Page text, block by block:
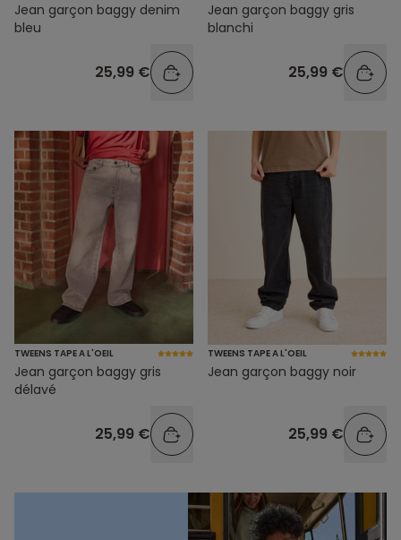
Jean garçon baggy denim
bleu
25,99 €
Jean garçon baggy gris
blanchi
25,99 €
TWEENS TAPE A L'OEIL
Jean garçon baggy gris
délavé
25,99 €
TWEENS TAPE A L'OEIL
Jean garçon baggy noir
25,99 €